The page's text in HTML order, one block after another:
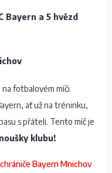
Bayern a 5 hvězd
fotbalovém míči
ať už na tréninku,
s přáteli. Tento míč je
klubu!
Bayern Mnichov